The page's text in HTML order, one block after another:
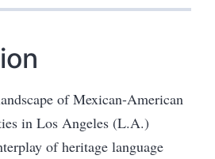
of Mexican-American
in Los Angeles (L.A.)
of heritage language